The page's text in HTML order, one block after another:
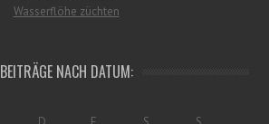
Wasserflöhe züchten
BEITRÄGE NACH DATUM: